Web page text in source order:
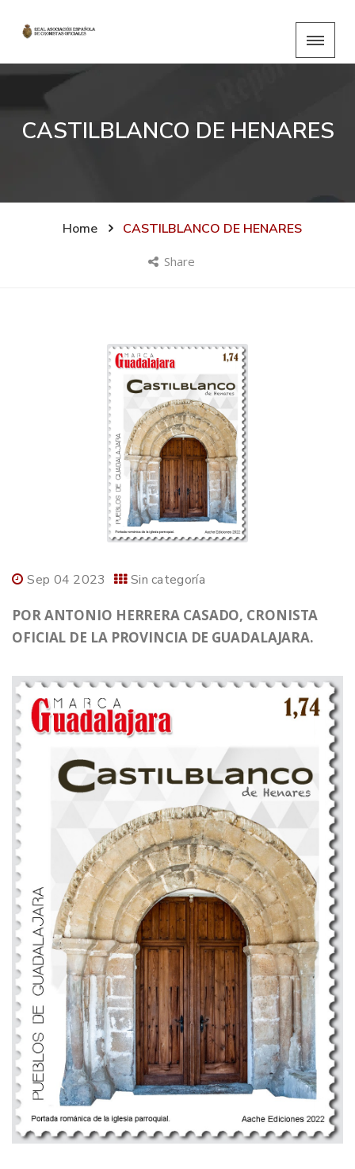
CASTILBLANCO DE HENARES
Home CASTILBLANCO DE HENARES
Share
Sep 04 2023 Sin categoría
POR ANTONIO HERRERA CASADO, CRONISTA
OFICIAL DE LA PROVINCIA DE GUADALAJARA.